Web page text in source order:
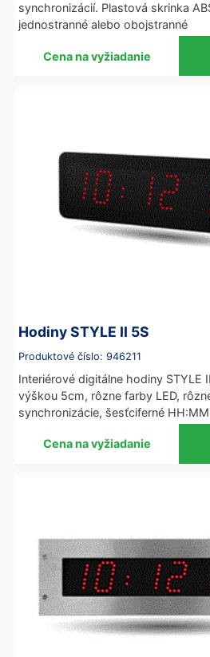
synchronizácií. Plastová skrinka
jednostranné alebo obojstranné
Cena na vyžiadanie
Hodiny STYLE II 5S
Produktové číslo: 946211
Interiérové digitálne hodiny STYLE
výškou 5cm, rôzne farby LED,
synchronizácie, šesťciferné
Cena na vyžiadanie